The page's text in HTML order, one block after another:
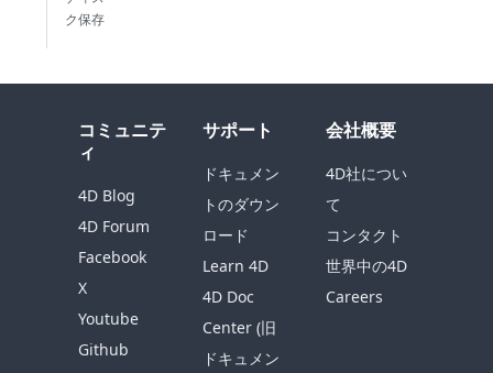
ク保存
コミュニテ
ィ
4D Blog
4D Forum
Facebook
X
Youtube
Github
サポート
ドキュメン
トのダウン
ロード
Learn 4D
4D Doc
Center (旧
ドキュメン
会社概要
4D社につい
て
コンタクト
世界中の4D
Careers